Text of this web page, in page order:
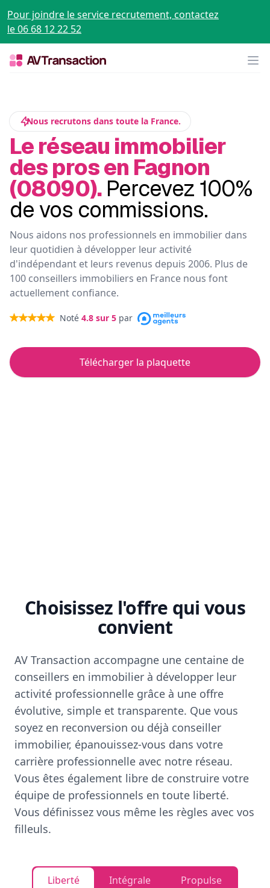
Pour joindre le service recrutement, contactez
le 06 68 12 22 52
Nous recrutons dans toute la France.
Le réseau immobilier
des pros en Fagnon
(08090). Percevez 100%
de vos commissions.
Nous aidons nos professionnels en immobilier dans
leur quotidien à développer leur activité
d'indépendant et leurs revenus depuis 2006. Plus de
100 conseillers immobiliers en France nous font
actuellement confiance.
Noté 4.8 sur 5 par
Télécharger la plaquette
Choisissez l'offre qui vous
convient
AV Transaction accompagne une centaine de
conseillers en immobilier à développer leur
activité professionnelle grâce à une offre
évolutive, simple et transparente. Que vous
soyez en reconversion ou déjà conseiller
immobilier, épanouissez-vous dans votre
carrière professionnelle avec notre réseau.
Vous êtes également libre de construire votre
équipe de professionnels en toute liberté.
Vous définissez vous même les règles avec vos
filleuls.
Liberté Intégrale Propulse